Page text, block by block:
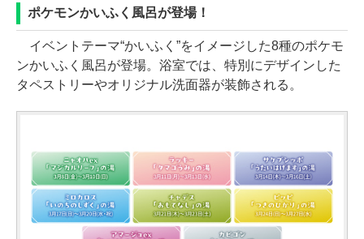
ポケモンかいふく風呂が登場！
イベントテーマ“かいふく”をイメージした8種のポケモ
ンかいふく風呂が登場。浴室では、特別にデザインした
タペストリーやオリジナル洗面器が装飾される。